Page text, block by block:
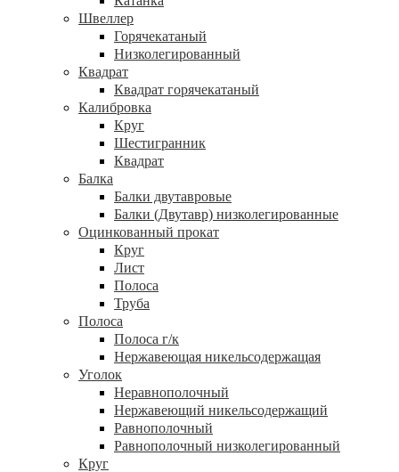
Швеллер
Горячекатаный
Низколегированный
Квадрат
Квадрат горячекатаный
Калибровка
Круг
Шестигранник
Квадрат
Балка
Балки двутавровые
Балки (Двутавр) низколегированные
Оцинкованный прокат
Круг
Лист
Полоса
Труба
Полоса
Полоса г/к
Нержавеющая никельсодержащая
Уголок
Неравнополочный
Нержавеющий никельсодержащий
Равнополочный
Равнополочный низколегированный
Круг